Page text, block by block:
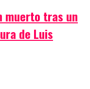
muerto tras un
de Luis